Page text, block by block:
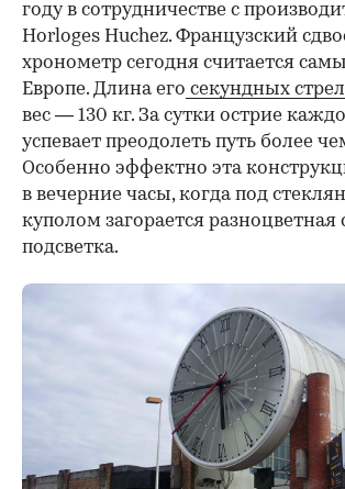
году в сотрудничестве с
Horloges Huchez. Французский
хронометр сегодня считается
Европе. Длина его секундных
вес — 130 кг. За сутки острие
успевает преодолеть путь более
Особенно эффектно эта
в вечерние часы, когда под
куполом загорается разноцветная
подсветка.